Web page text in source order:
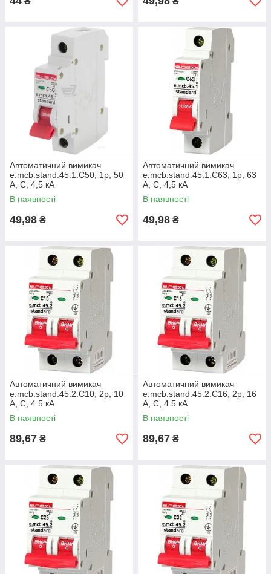
Автоматичний вимикач
e.mcb.stand.45.1.C50, 1р, 50
А, C, 4,5 кА
В наявності
49,98 ₴
Автоматичний вимикач
e.mcb.stand.45.1.C63, 1р, 63
А, C, 4,5 кА
В наявності
49,98 ₴
Автоматичний вимикач
e.mcb.stand.45.2.C10, 2р, 10
А, C, 4.5 кА
В наявності
89,67 ₴
Автоматичний вимикач
e.mcb.stand.45.2.C16, 2р, 16
А, C, 4.5 кА
В наявності
89,67 ₴